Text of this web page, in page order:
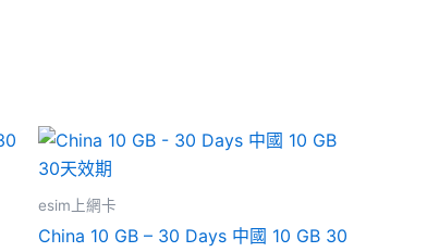
esim上網卡
China 10 GB – 30 Days 中國 10 GB 30